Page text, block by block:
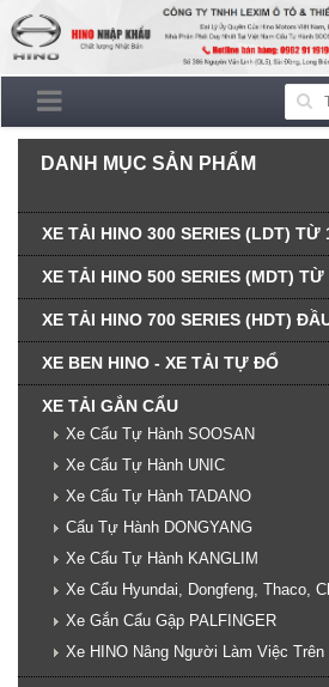
DANH MỤC SẢN PHẨM
XE TẢI HINO 300 SERIES (LDT) TỪ
XE TẢI HINO 500 SERIES (MDT)
XE TẢI HINO 700 SERIES (HDT)
XE BEN HINO - XE TẢI TỰ ĐỔ
XE TẢI GẮN CẨU
Xe Cẩu Tự Hành SOOSAN
Xe Cẩu Tự Hành UNIC
Xe Cẩu Tự Hành TADANO
Cẩu Tự Hành DONGYANG
Xe Cẩu Tự Hành KANGLIM
Xe Cẩu Hyundai, Dongfeng, Thaco,
Xe Gắn Cẩu Gập PALFINGER
Xe HINO Nâng Người Làm Việc Trên